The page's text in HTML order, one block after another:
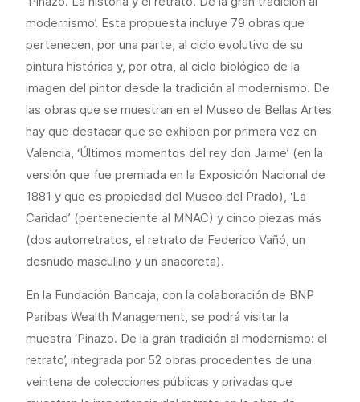
modernismo’. Esta propuesta incluye 79 obras que
pertenecen, por una parte, al ciclo evolutivo de su
pintura histórica y, por otra, al ciclo biológico de la
imagen del pintor desde la tradición al modernismo. De
las obras que se muestran en el Museo de Bellas Artes
hay que destacar que se exhiben por primera vez en
Valencia, ‘Últimos momentos del rey don Jaime’ (en la
versión que fue premiada en la Exposición Nacional de
1881 y que es propiedad del Museo del Prado), ‘La
Caridad’ (perteneciente al MNAC) y cinco piezas más
(dos autorretratos, el retrato de Federico Vañó, un
desnudo masculino y un anacoreta).
En la Fundación Bancaja, con la colaboración de BNP
Paribas Wealth Management, se podrá visitar la
muestra ‘Pinazo. De la gran tradición al modernismo: el
retrato’, integrada por 52 obras procedentes de una
veintena de colecciones públicas y privadas que